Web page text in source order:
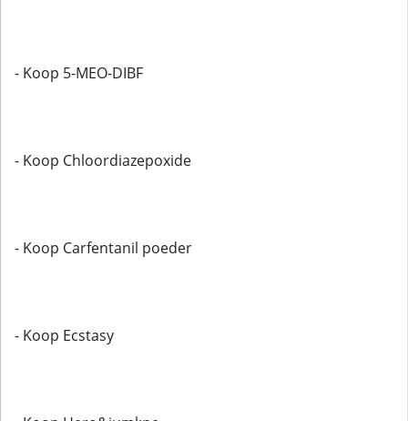
- Koop 5-MEO-DIBF
- Koop Chloordiazepoxide
- Koop Carfentanil poeder
- Koop Ecstasy